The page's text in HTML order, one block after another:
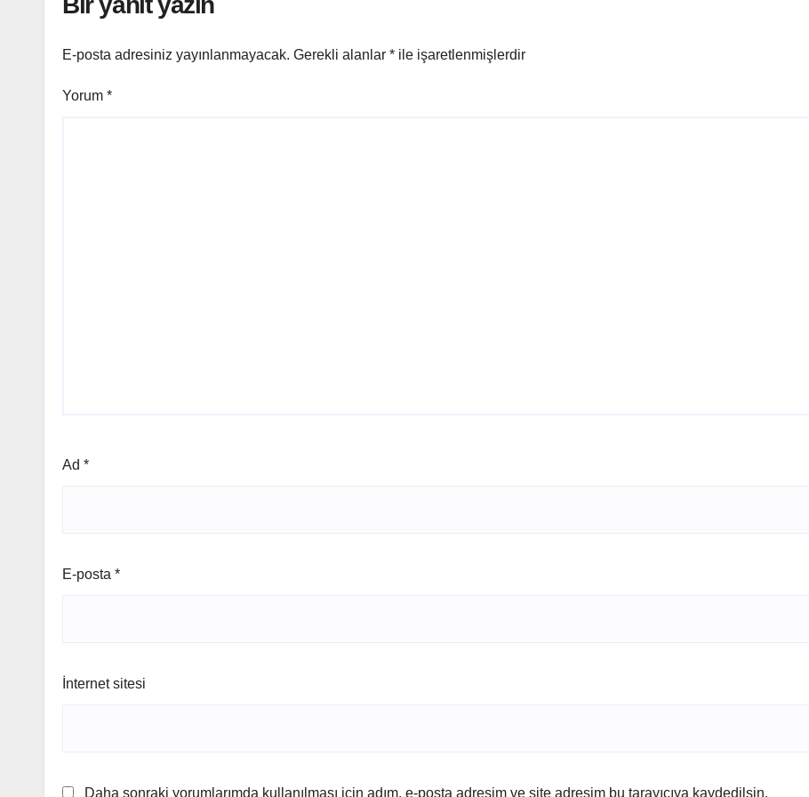
E-posta adresiniz yayınlanmayacak. Gerekli alanlar * ile işaretlenmişlerdir
Yorum *
Ad *
E-posta *
İnternet sitesi
Daha sonraki yorumlarımda kullanılması için adım, e-posta adresim ve site adresim bu tarayıcıya kaydedilsin.